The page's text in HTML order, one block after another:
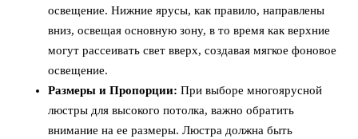
освещение. Нижние ярусы, как правило, направлены
вниз, освещая основную зону, в то время как верхние
могут рассеивать свет вверх, создавая мягкое фоновое
освещение.
Размеры и Пропорции: При выборе многоярусной
люстры для высокого потолка, важно обратить
внимание на ее размеры. Люстра должна быть